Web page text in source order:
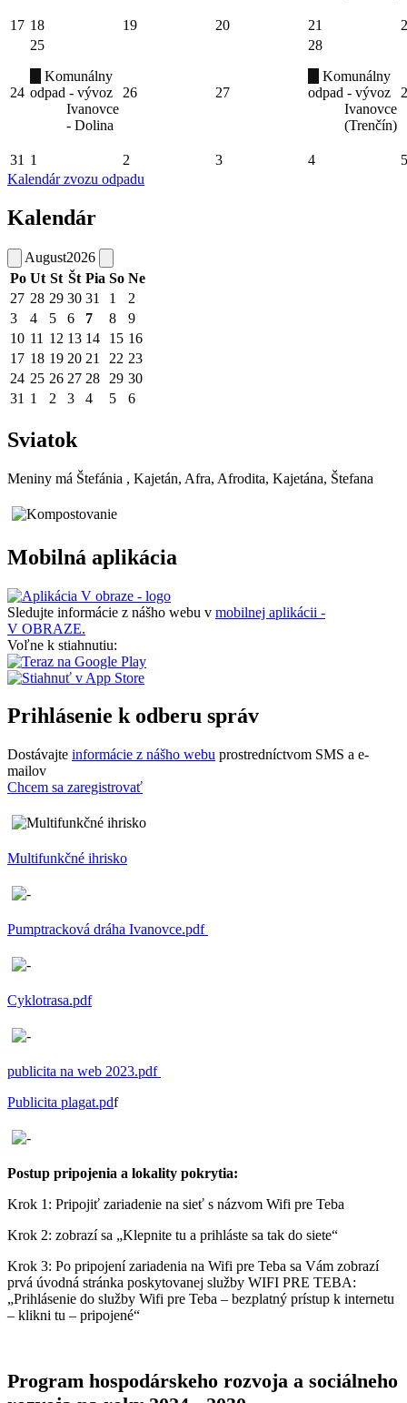
17 18 19 20 21
24
25
Komunálny
odpad - vývoz
Ivanovce
- Dolina
26 27
28
Komunálny
odpad - vývoz
Ivanovce
(Trenčín)
31 1 2 3 4
5
Kalendár zvozu odpadu
Kalendár
August2026
Po Ut St Št Pia So Ne
27 28 29 30 31 1
2
3
4 5 6 7 8
9
10 11 12 13 14 15 16
17 18 19 20 21 22 23
24 25 26 27 28 29 30
31 1 2 3 4 5 6
Sviatok
Meniny má Štefánia , Kajetán, Afra, Afrodita, Kajetána, Štefana
Mobilná aplikácia
Sledujte informácie z nášho webu v mobilnej aplikácii -
V OBRAZE.
Voľne k stiahnutiu:
Prihlásenie k odberu správ
Dostávajte informácie z nášho webu prostredníctvom SMS a e-
mailov
Chcem sa zaregistrovať
Multifunkčné ihrisko
Pumptracková dráha Ivanovce.pdf
Cyklotrasa.pdf
publicita na web 2023.pdf
Publicita plagat.pdf
Postup pripojenia a lokality pokrytia:
Krok 1: Pripojiť zariadenie na sieť s názvom Wifi pre Teba
Krok 2: zobrazí sa „Klepnite tu a prihláste sa tak do siete“
Krok 3: Po pripojení zariadenia na Wifi pre Teba sa Vám zobrazí
prvá úvodná stránka poskytovanej služby WIFI PRE TEBA:
„Prihlásenie do služby Wifi pre Teba – bezplatný prístup k internetu
– klikni tu – pripojené“
Program hospodárskeho rozvoja a sociálneho